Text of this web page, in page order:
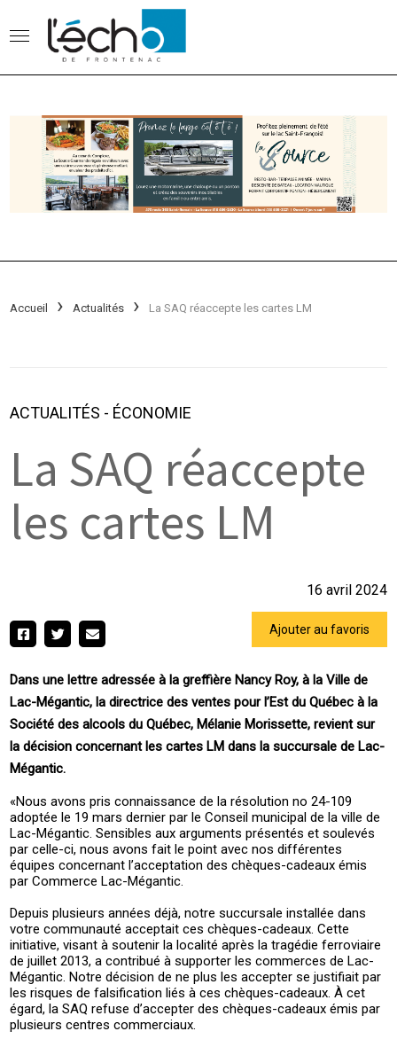
Accueil Actualités La SAQ réaccepte les cartes LM
ACTUALITÉS - ÉCONOMIE
La SAQ réaccepte
les cartes LM
16 avril 2024
Ajouter au favoris
Dans une lettre adressée à la greffière Nancy Roy, à la Ville de
Lac-Mégantic, la directrice des ventes pour l’Est du Québec à la
Société des alcools du Québec, Mélanie Morissette, revient sur
la décision concernant les cartes LM dans la succursale de Lac-
Mégantic.
«Nous avons pris connaissance de la résolution no 24-109
adoptée le 19 mars dernier par le Conseil municipal de la ville de
Lac-Mégantic. Sensibles aux arguments présentés et soulevés
par celle-ci, nous avons fait le point avec nos différentes
équipes concernant l’acceptation des chèques-cadeaux émis
par Commerce Lac-Mégantic.
Depuis plusieurs années déjà, notre succursale installée dans
votre communauté acceptait ces chèques-cadeaux. Cette
initiative, visant à soutenir la localité après la tragédie ferroviaire
de juillet 2013, a contribué à supporter les commerces de Lac-
Mégantic. Notre décision de ne plus les accepter se justifiait par
les risques de falsification liés à ces chèques-cadeaux. À cet
égard, la SAQ refuse d’accepter des chèques-cadeaux émis par
plusieurs centres commerciaux.